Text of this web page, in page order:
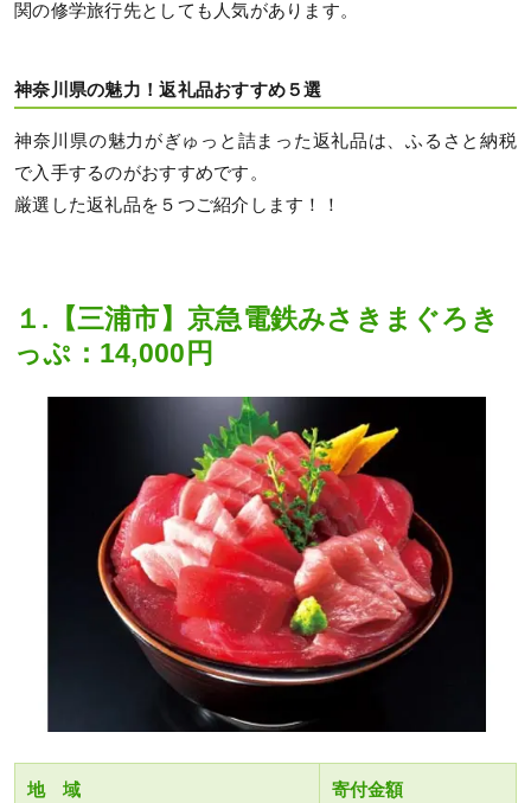
関の修学旅行先としても人気があります。
神奈川県の魅力！返礼品おすすめ５選
神奈川県の魅力がぎゅっと詰まった返礼品は、ふるさと納税
で入手するのがおすすめです。
厳選した返礼品を５つご紹介します！！
１.【三浦市】京急電鉄みさきまぐろき
っぷ：14,000円
地 域 寄付金額